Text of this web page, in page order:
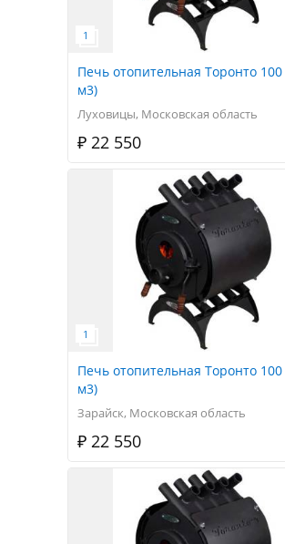
Печь отопительная Торонто 100
м3)
Луховицы, Московская область
₽ 22 550
Печь отопительная Торонто 100
м3)
Зарайск, Московская область
₽ 22 550